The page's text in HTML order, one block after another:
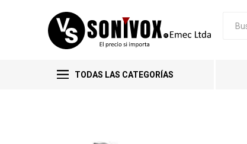
TODAS LAS CATEGORÍAS